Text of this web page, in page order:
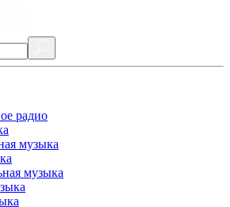
радио
музыка
музыка